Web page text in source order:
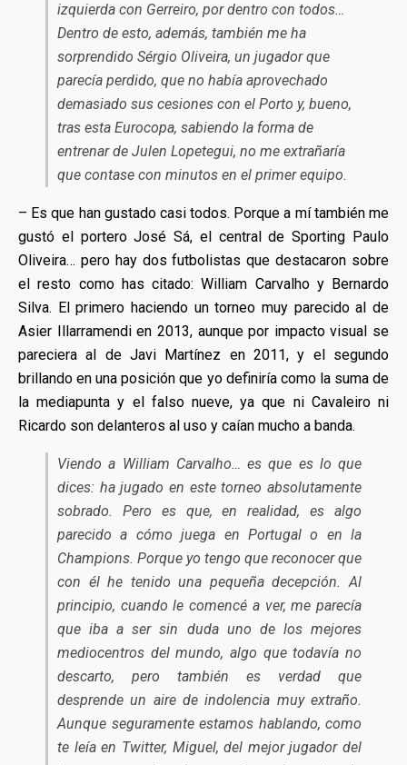
izquierda con Gerreiro, por dentro con todos…
Dentro de esto, además, también me ha
sorprendido Sérgio Oliveira, un jugador que
parecía perdido, que no había aprovechado
demasiado sus cesiones con el Porto y, bueno,
tras esta Eurocopa, sabiendo la forma de
entrenar de Julen Lopetegui, no me extrañaría
que contase con minutos en el primer equipo.
– Es que han gustado casi todos. Porque a mí también me
gustó el portero José Sá, el central de Sporting Paulo
Oliveira… pero hay dos futbolistas que destacaron sobre
el resto como has citado: William Carvalho y Bernardo
Silva. El primero haciendo un torneo muy parecido al de
Asier Illarramendi en 2013, aunque por impacto visual se
pareciera al de Javi Martínez en 2011, y el segundo
brillando en una posición que yo definiría como la suma de
la mediapunta y el falso nueve, ya que ni Cavaleiro ni
Ricardo son delanteros al uso y caían mucho a banda.
Viendo a William Carvalho… es que es lo que
dices: ha jugado en este torneo absolutamente
sobrado. Pero es que, en realidad, es algo
parecido a cómo juega en Portugal o en la
Champions. Porque yo tengo que reconocer que
con él he tenido una pequeña decepción. Al
principio, cuando le comencé a ver, me parecía
que iba a ser sin duda uno de los mejores
mediocentros del mundo, algo que todavía no
descarto, pero también es verdad que
desprende un aire de indolencia muy extraño.
Aunque seguramente estamos hablando, como
te leía en Twitter, Miguel, del mejor jugador del